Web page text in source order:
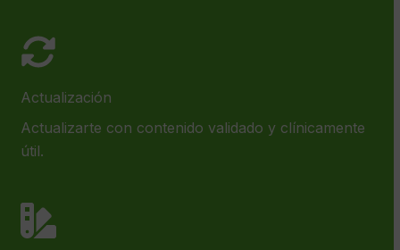
Actualización
Actualizarte con contenido validado y clínicamente
útil.